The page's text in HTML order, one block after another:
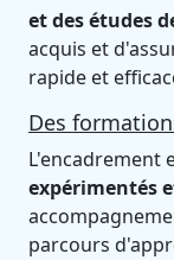
et des études
acquis et
rapide et
Des
L'encadrement
expérimentés
parcours